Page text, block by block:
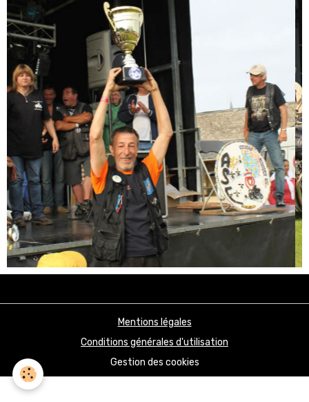
Mentions légales
Conditions générales d'utilisation
Gestion des cookies